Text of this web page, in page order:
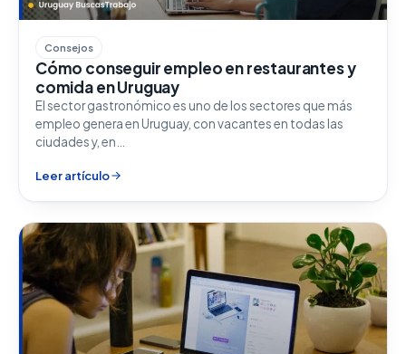
Consejos
Cómo conseguir empleo en restaurantes y
comida en Uruguay
El sector gastronómico es uno de los sectores que más
empleo genera en Uruguay, con vacantes en todas las
ciudades y, en…
Leer artículo